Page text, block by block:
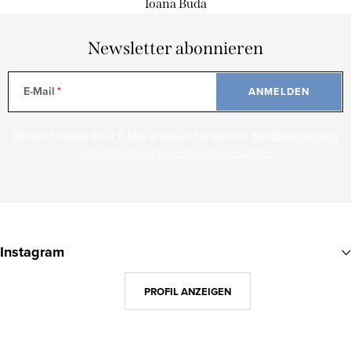
Ioana Buda
Newsletter abonnieren
E-Mail ANMELDEN
uInstagram
PROFIL ANZEIGEN